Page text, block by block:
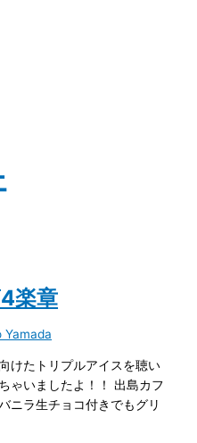
楽章
Yamada
けたトリプルアイスを聴い
ゃいましたよ！！ 出島カフ
ラ生チョコ付きでもグリ